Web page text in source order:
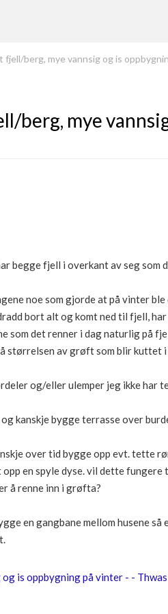
fjell/berg, mye vannsig og is
berg, mye
begge fjell i overkant av seg som
noe som gjorde at på vinter
bort alt og komt ned til fjell,
som det renner i dag naturlig på
størrelsen av grøft som blir kuttet
og/eller ulemper jeg ikke har
kanskje bygge terrasse over
over tid bygge opp evt. tette
en spyle dyse. vil dette fungere
å renne inn i grøfta?
en gangbane mellom husene så